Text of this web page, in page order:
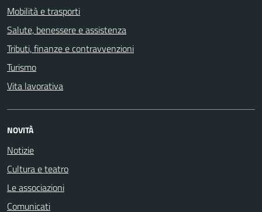
Mobilità e trasporti
Salute, benessere e assistenza
Tributi, finanze e contravvenzioni
Turismo
Vita lavorativa
NOVITÀ
Notizie
Cultura e teatro
Le associazioni
Comunicati